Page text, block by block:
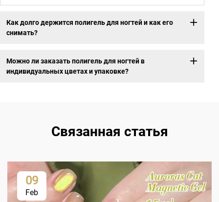
Как долго держится полигель для ногтей и как его
снимать?
Можно ли заказать полигель для ногтей в
индивидуальных цветах и упаковке?
Связанная статья
09
Feb